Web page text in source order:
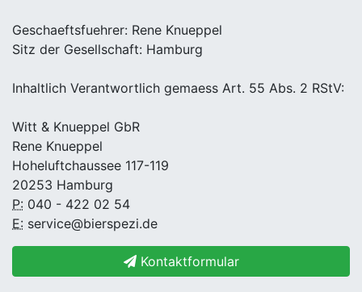
Geschaeftsfuehrer: Rene Knueppel
Sitz der Gesellschaft: Hamburg
Inhaltlich Verantwortlich gemaess Art. 55 Abs. 2 RStV:
Witt & Knueppel GbR
Rene Knueppel
Hoheluftchaussee 117-119
20253 Hamburg
P: 040 - 422 02 54
E: service@bierspezi.de
Kontaktformular